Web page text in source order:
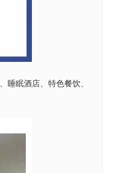
、睡眠酒店、特色餐饮、